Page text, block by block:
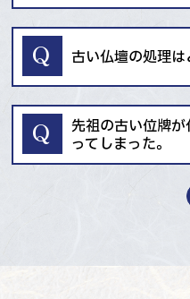
ご先祖さまを想う仏壇・仏具
神さまをお迎えする神壇と
お知らせ
ブログ
古い仏壇の処理
先祖の古い位牌
ってしまった。